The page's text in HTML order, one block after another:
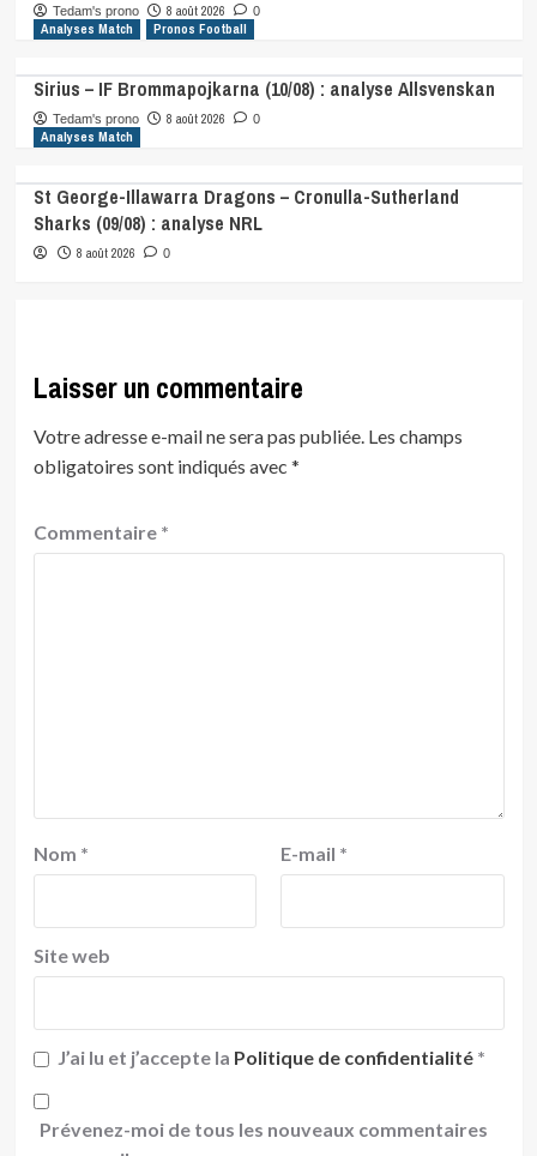
Tedam's prono 8 août 2026 0
Analyses Match Pronos Football
Sirius – IF Brommapojkarna (10/08) : analyse Allsvenskan
Tedam's prono 8 août 2026 0
Analyses Match
St George-Illawarra Dragons – Cronulla-Sutherland
Sharks (09/08) : analyse NRL
8 août 2026 0
Laisser un commentaire
Votre adresse e-mail ne sera pas publiée. Les champs
obligatoires sont indiqués avec *
Commentaire *
Nom * E-mail *
Site web
J’ai lu et j’accepte la Politique de confidentialité *
Prévenez-moi de tous les nouveaux commentaires